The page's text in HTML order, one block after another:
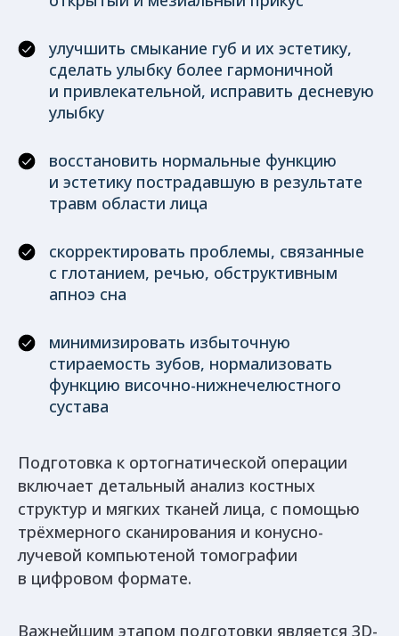
улучшить смыкание губ и их эстетику,
сделать улыбку более гармоничной
и привлекательной, исправить десневую
улыбку
восстановить нормальные функцию
и эстетику пострадавшую в результате
травм области лица
скорректировать проблемы, связанные
с глотанием, речью, обструктивным
апноэ сна
минимизировать избыточную
стираемость зубов, нормализовать
функцию височно-нижнечелюстного
сустава
Подготовка к ортогнатической операции
включает детальный анализ костных
структур и мягких тканей лица, с помощью
трёхмерного сканирования и конусно-
лучевой компьютеной томографии
в цифровом формате.
Важнейшим этапом подготовки является 3D-